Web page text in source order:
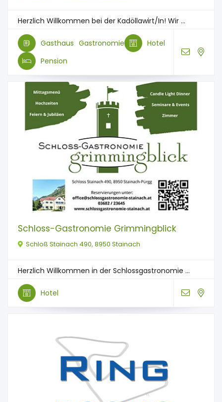
Herzlich Willkommen bei der Kadöllawirt/In! Wir ...
Gasthaus Gastronomie
Hotel
Pension
Schloss-Gastronomie Grimmingblick
Schloß Stainach 490, 8950 Stainach
Herzlich Willkommen in der Schlossgastronomie ...
Hotel